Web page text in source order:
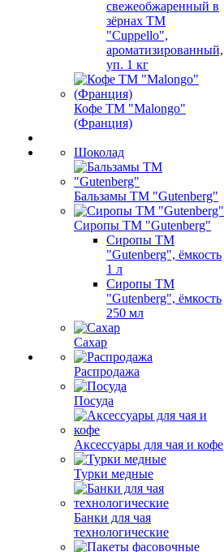
свежеобжаренный в
зёрнах ТМ
"Cuppello",
ароматизированный,
уп. 1 кг
Кофе ТМ "Malongo"
(Франция)
Шоколад
Бальзамы ТМ "Gutenberg"
Сиропы ТМ "Gutenberg"
Сиропы ТМ
"Gutenberg", ёмкость
1 л
Сиропы ТМ
"Gutenberg", ёмкость
250 мл
Сахар
Распродажа
Посуда
Аксессуары для чая и кофе
Турки медные
Банки для чая
технологические